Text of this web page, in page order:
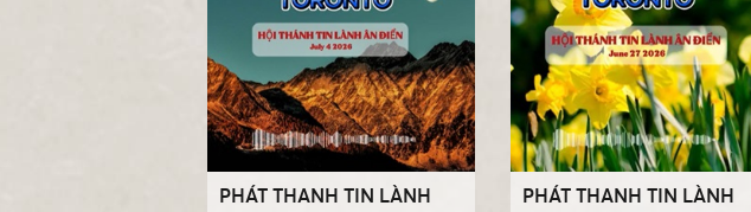
PHÁT THANH TIN LÀNH
PHÁT THANH TIN LÀNH